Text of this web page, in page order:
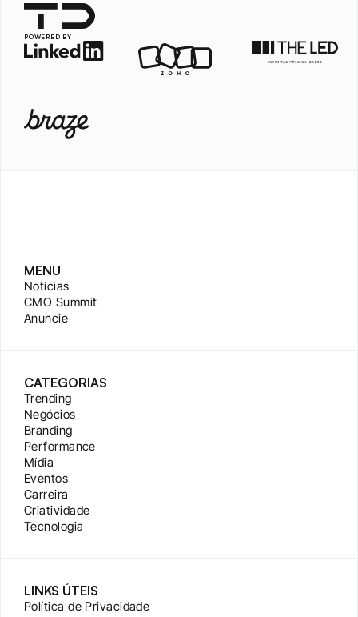
POWERED BY
MENU
Notícias
CMO Summit
Anuncie
CATEGORIAS
Trending
Negócios
Branding
Performance
Mídia
Eventos
Carreira
Criatividade
Tecnologia
LINKS ÚTEIS
Política de Privacidade